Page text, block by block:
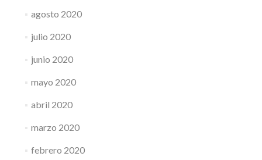
agosto 2020
julio 2020
junio 2020
mayo 2020
abril 2020
marzo 2020
febrero 2020